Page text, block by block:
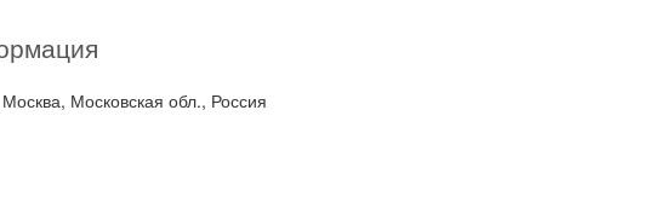
Московская обл., Россия